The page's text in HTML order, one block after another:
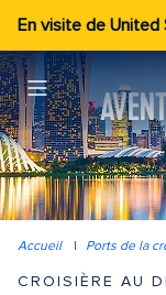
En visite de United
Accueil | Ports de la
CROISIÈRE AU